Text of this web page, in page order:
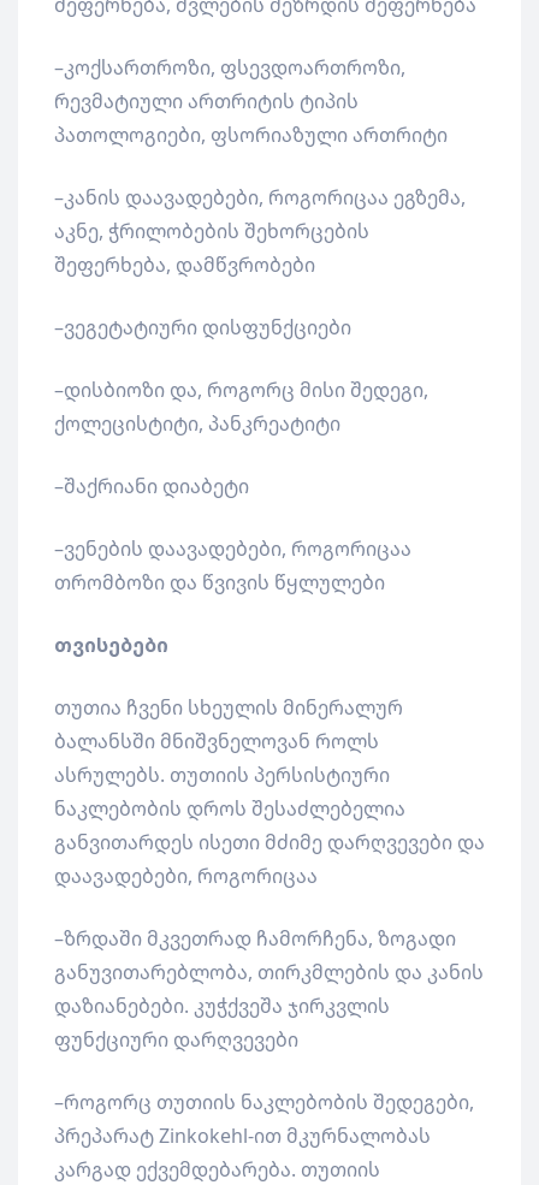
–კოქსართროზი, ფსევდოართროზი,
რევმატიული ართრიტის ტიპის
პათოლოგიები, ფსორიაზული ართრიტი
–კანის დაავადებები, როგორიცაა ეგზემა,
აკნე, ჭრილობების შეხორცების
შეფერხება, დამწვრობები
–ვეგეტატიური დისფუნქციები
–დისბიოზი და, როგორც მისი შედეგი,
ქოლეცისტიტი, პანკრეატიტი
–შაქრიანი დიაბეტი
–ვენების დაავადებები, როგორიცაა
თრომბოზი და წვივის წყლულები
თვისებები
თუთია ჩვენი სხეულის მინერალურ
ბალანსში მნიშვნელოვან როლს
ასრულებს. თუთიის პერსისტიური
ნაკლებობის დროს შესაძლებელია
განვითარდეს ისეთი მძიმე დარღვევები და
დაავადებები, როგორიცაა
–ზრდაში მკვეთრად ჩამორჩენა, ზოგადი
განუვითარებლობა, თირკმლების და კანის
დაზიანებები. კუჭქვეშა ჯირკვლის
ფუნქციური დარღვევები
–როგორც თუთიის ნაკლებობის შედეგები,
პრეპარატ Zinkokehl-ით მკურნალობას
კარგად ექვემდებარება. თუთიის